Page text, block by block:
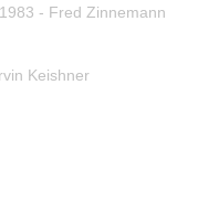
- Fred Zinnemann
Keishner